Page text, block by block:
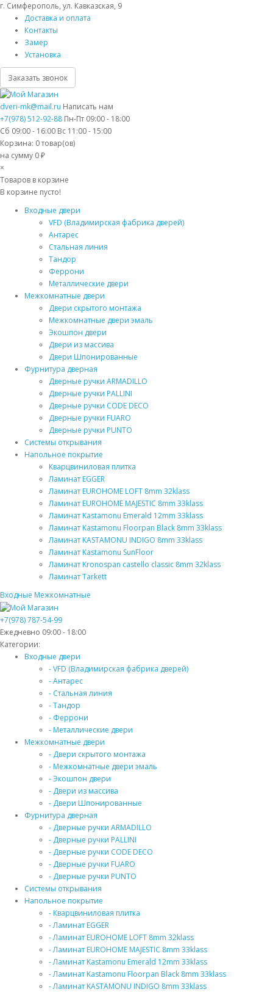
г. Симферополь, ул. Кавказская, 9
Доставка и оплата
Контакты
Замер
Установка
Заказать звонок
dveri-mk@mail.ru Написать нам
+7(978) 512-92-88 Пн-Пт 09:00 - 18:00
Сб 09:00 - 16:00 Вс 11:00 - 15:00
Корзина: 0товар(ов)
на сумму 0 ₽
×
Товаров в корзине
В корзине пусто!
Входные двери
VFD (Владимирская фабрика дверей)
Антарес
Стальная линия
Тандор
Феррони
Металлические двери
Межкомнатные двери
Двери скрытого монтажа
Межкомнатные двери эмаль
Экошпон двери
Двери из массива
Двери Шпонированные
Фурнитура дверная
Дверные ручки ARMADILLO
Дверные ручки PALLINI
Дверные ручки CODE DECO
Дверные ручки FUARO
Дверные ручки PUNTO
Системы открывания
Напольное покрытие
Кварцвиниловая плитка
Ламинат EGGER
Ламинат EUROHOME LOFT 8mm 32klass
Ламинат EUROHOME MAJESTIC 8mm 33klass
Ламинат Kastamonu Emerald 12mm 33klass
Ламинат Kastamonu Floorpan Black 8mm 33klass
Ламинат KASTAMONU INDIGO 8mm 33klass
Ламинат Kastamonu SunFloor
Ламинат Kronospan castello classic 8mm 32klass
Ламинат Tarkett
Входные Межкомнатные
+7(978) 787-54-99
Ежедневно 09:00 - 18:00
Категории:
Входные двери
- VFD (Владимирская фабрика дверей)
- Антарес
- Стальная линия
- Тандор
- Феррони
- Металлические двери
Межкомнатные двери
- Двери скрытого монтажа
- Межкомнатные двери эмаль
- Экошпон двери
- Двери из массива
- Двери Шпонированные
Фурнитура дверная
- Дверные ручки ARMADILLO
- Дверные ручки PALLINI
- Дверные ручки CODE DECO
- Дверные ручки FUARO
- Дверные ручки PUNTO
Системы открывания
Напольное покрытие
- Кварцвиниловая плитка
- Ламинат EGGER
- Ламинат EUROHOME LOFT 8mm 32klass
- Ламинат EUROHOME MAJESTIC 8mm 33klass
- Ламинат Kastamonu Emerald 12mm 33klass
- Ламинат Kastamonu Floorpan Black 8mm 33klass
- Ламинат KASTAMONU INDIGO 8mm 33klass